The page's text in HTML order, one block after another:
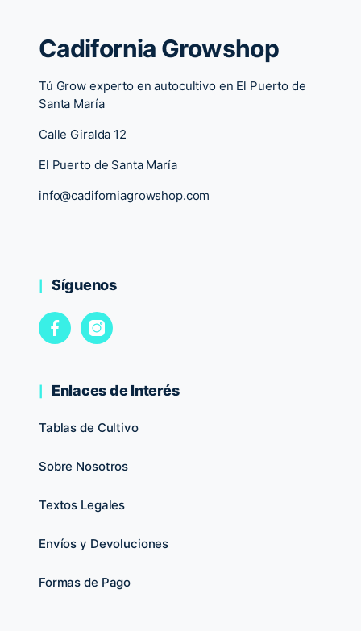
Cadifornia Growshop
Tú Grow experto en autocultivo en El Puerto de
Santa María
Calle Giralda 12
El Puerto de Santa María
info@cadiforniagrowshop.com
Síguenos
Enlaces de Interés
Tablas de Cultivo
Sobre Nosotros
Textos Legales
Envíos y Devoluciones
Formas de Pago